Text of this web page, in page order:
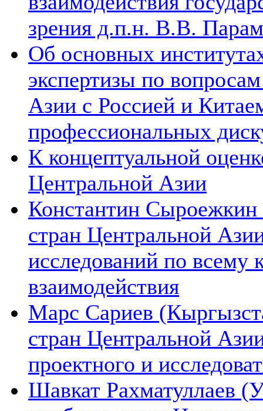
зрения д.п.н. В.В.
Об основных
экспертизы по
Азии с Россией и
профессиональных
К концептуальной
Центральной Азии
Константин Сыроежкин
стран Центральной
исследований по всему
взаимодействия
Марс Сариев
стран Центральной
проектного и
Шавкат Рахматуллаев